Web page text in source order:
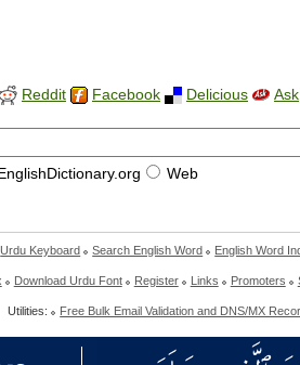
Reddit Facebook Delicious Ask
Web
Urdu Keyboard Search English Word English Word
Download Urdu Font Register Links Promoters
Utilities: Free Bulk Email Validation and DNS/MX